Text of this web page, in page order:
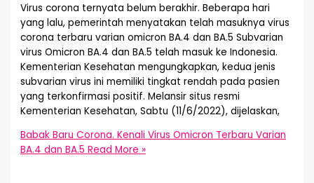
Virus corona ternyata belum berakhir. Beberapa hari
yang lalu, pemerintah menyatakan telah masuknya virus
corona terbaru varian omicron BA.4 dan BA.5 Subvarian
virus Omicron BA.4 dan BA.5 telah masuk ke Indonesia.
Kementerian Kesehatan mengungkapkan, kedua jenis
subvarian virus ini memiliki tingkat rendah pada pasien
yang terkonfirmasi positif. Melansir situs resmi
Kementerian Kesehatan, Sabtu (11/6/2022), dijelaskan,
Babak Baru Corona. Kenali Virus Omicron Terbaru Varian
BA.4 dan BA.5 Read More »